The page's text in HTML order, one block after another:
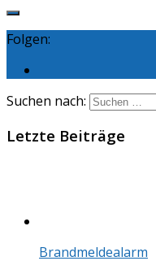
Folgen:
Suchen nach:
Letzte Beiträge
Brandmeldealarm